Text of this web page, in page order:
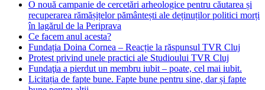
O nouă campanie de cercetări arheologice pentru căutarea și
recuperarea rămășițelor pământești ale deținuților politici morți
în lagărul de la Periprava
Ce facem anul acesta?
Fundația Doina Cornea – Reacție la răspunsul TVR Cluj
Protest privind unele practici ale Studioului TVR Cluj
Fundaţia a pierdut un membru iubit – poate, cel mai iubit.
Licitația de fapte bune. Fapte bune pentru sine, dar și fapte